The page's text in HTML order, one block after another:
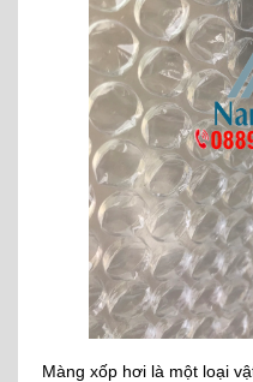
Màng xốp hơi là một loại